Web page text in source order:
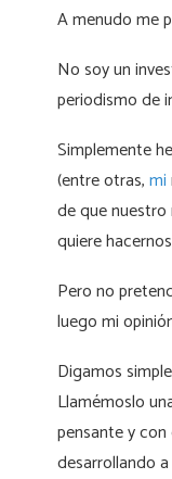
A menudo me
No soy un
periodismo de
Simplemente
(entre otras,mi
de que
quiere
Pero no
luego mi
Digamos
Llamémoslo
pensante y
desarrollando